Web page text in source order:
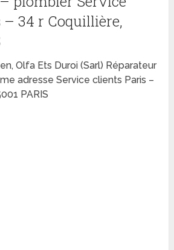
34 r Coquillière,
Olfa Ets Duroi (Sarl) Réparateur
adresse Service clients Paris –
PARIS